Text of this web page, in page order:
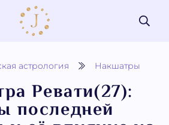
астрология Накшатры
Ревати(27):
последней